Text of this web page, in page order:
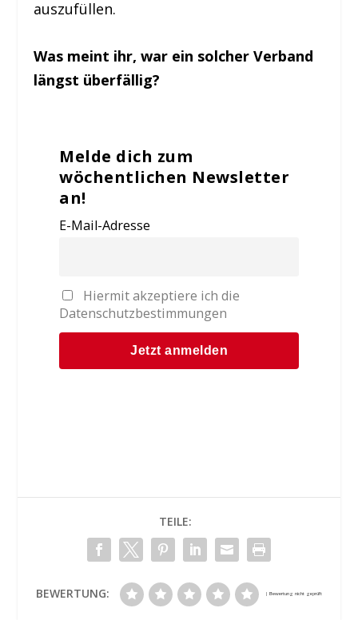
auszufüllen.
Was meint ihr, war ein solcher Verband
längst überfällig?
Melde dich zum
wöchentlichen Newsletter
an!
E-Mail-Adresse
Hiermit akzeptiere ich die
Datenschutzbestimmungen
TEILE:
BEWERTUNG: